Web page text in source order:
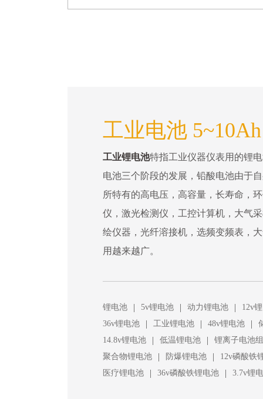
工业电池
工业锂电池特指工业仪器仪表用的锂
电池三个阶段的发展，铅酸电池由于
所特有的高电压，高容量，长寿命，
仪，激光检测仪，工控计算机，大气
绘仪器，光纤溶接机，选频变频表，
用越来越广。
锂电池 | 5v锂电池 | 动力锂电池 |
12v
36v锂电池
| 工业锂电池 | 48v锂电池 |
14.8v锂电池
| 低温锂电池 |
锂离子电池组
聚合物锂电池
| 防爆锂电池 |
12v磷酸铁
医疗锂电池
| 36v磷酸铁锂电池 | 3.7v锂